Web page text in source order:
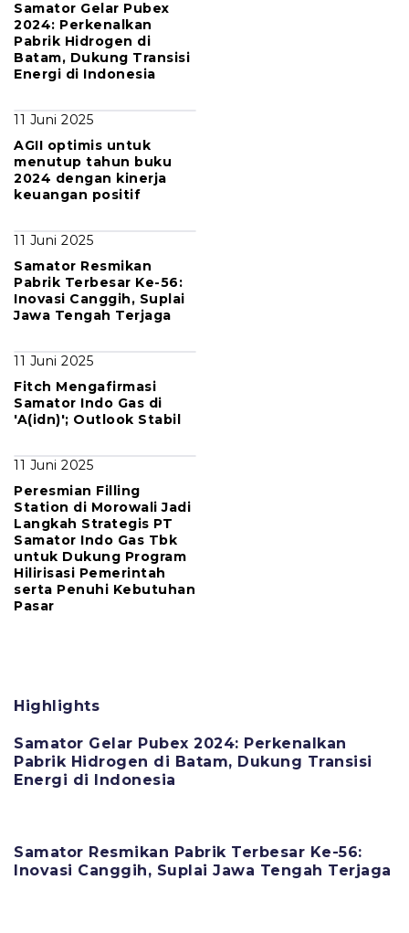
Samator Gelar Pubex
2024: Perkenalkan
Pabrik Hidrogen di
Batam, Dukung Transisi
Energi di Indonesia
11 Juni 2025
AGII optimis untuk
menutup tahun buku
2024 dengan kinerja
keuangan positif
11 Juni 2025
Samator Resmikan
Pabrik Terbesar Ke-56:
Inovasi Canggih, Suplai
Jawa Tengah Terjaga
11 Juni 2025
Fitch Mengafirmasi
Samator Indo Gas di
'A(idn)'; Outlook Stabil
11 Juni 2025
Peresmian Filling
Station di Morowali Jadi
Langkah Strategis PT
Samator Indo Gas Tbk
untuk Dukung Program
Hilirisasi Pemerintah
serta Penuhi Kebutuhan
Pasar
Highlights
Samator Gelar Pubex 2024: Perkenalkan
Pabrik Hidrogen di Batam, Dukung Transisi
Energi di Indonesia
Samator Resmikan Pabrik Terbesar Ke-56:
Inovasi Canggih, Suplai Jawa Tengah Terjaga